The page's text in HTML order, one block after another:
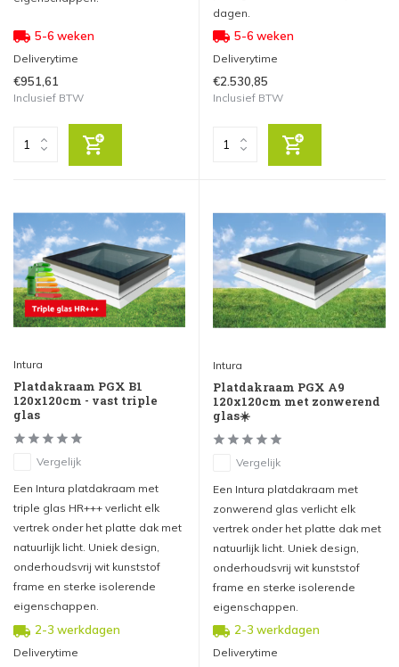
5-6 weken
Deliverytime
€951,61
Inclusief BTW
dagen.
5-6 weken
Deliverytime
€2.530,85
Inclusief BTW
Intura
Platdakraam PGX B1
120x120cm - vast triple
glas
Vergelijk
Een Intura platdakraam met
triple glas HR+++ verlicht elk
vertrek onder het platte dak met
natuurlijk licht. Uniek design,
onderhoudsvrij wit kunststof
frame en sterke isolerende
eigenschappen.
2-3 werkdagen
Deliverytime
Intura
Platdakraam PGX A9
120x120cm met zonwerend
glas☀️
Vergelijk
Een Intura platdakraam met
zonwerend glas verlicht elk
vertrek onder het platte dak met
natuurlijk licht. Uniek design,
onderhoudsvrij wit kunststof
frame en sterke isolerende
eigenschappen.
2-3 werkdagen
Deliverytime